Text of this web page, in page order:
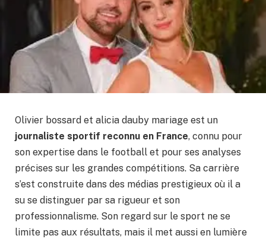
Olivier bossard et alicia dauby mariage est un
journaliste sportif reconnu en France, connu pour
son expertise dans le football et pour ses analyses
précises sur les grandes compétitions. Sa carrière
s’est construite dans des médias prestigieux où il a
su se distinguer par sa rigueur et son
professionnalisme. Son regard sur le sport ne se
limite pas aux résultats, mais il met aussi en lumière